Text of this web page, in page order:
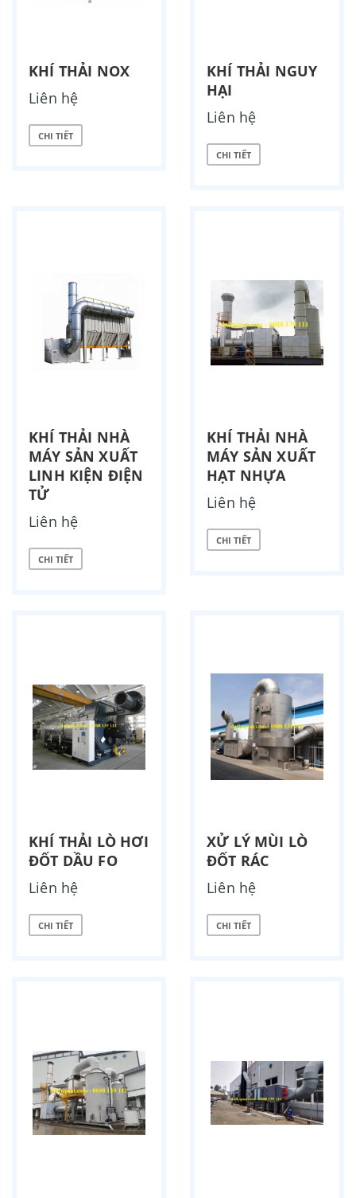
KHÍ THẢI NOX
Liên hệ
CHI TIẾT
KHÍ THẢI NGUY
HẠI
Liên hệ
CHI TIẾT
KHÍ THẢI NHÀ
MÁY SẢN XUẤT
LINH KIỆN ĐIỆN
TỬ
Liên hệ
CHI TIẾT
KHÍ THẢI NHÀ
MÁY SẢN XUẤT
HẠT NHỰA
Liên hệ
CHI TIẾT
KHÍ THẢI LÒ HƠI
ĐỐT DẦU FO
Liên hệ
CHI TIẾT
XỬ LÝ MÙI LÒ
ĐỐT RÁC
Liên hệ
CHI TIẾT